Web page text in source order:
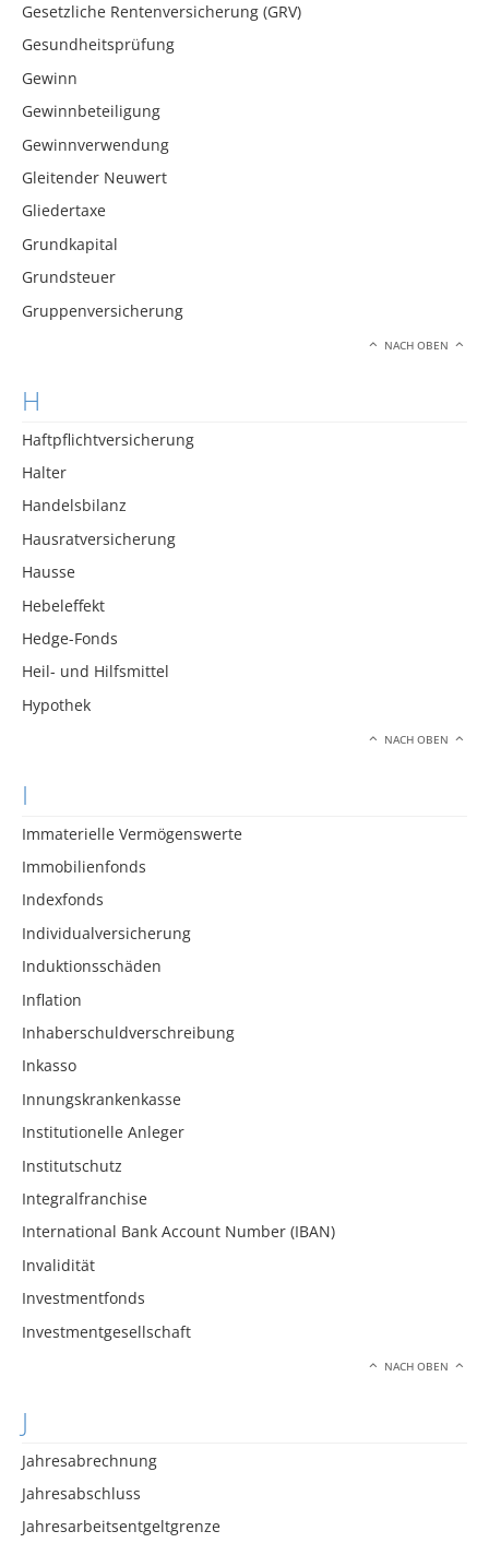
Gesetzliche Rentenversicherung (GRV)
Gesundheitsprüfung
Gewinn
Gewinnbeteiligung
Gewinnverwendung
Gleitender Neuwert
Gliedertaxe
Grundkapital
Grundsteuer
Gruppenversicherung
NACH OBEN
H
Haftpflichtversicherung
Halter
Handelsbilanz
Hausratversicherung
Hausse
Hebeleffekt
Hedge-Fonds
Heil- und Hilfsmittel
Hypothek
NACH OBEN
I
Immaterielle Vermögenswerte
Immobilienfonds
Indexfonds
Individualversicherung
Induktionsschäden
Inflation
Inhaberschuldverschreibung
Inkasso
Innungskrankenkasse
Institutionelle Anleger
Institutschutz
Integralfranchise
International Bank Account Number (IBAN)
Invalidität
Investmentfonds
Investmentgesellschaft
NACH OBEN
J
Jahresabrechnung
Jahresabschluss
Jahresarbeitsentgeltgrenze